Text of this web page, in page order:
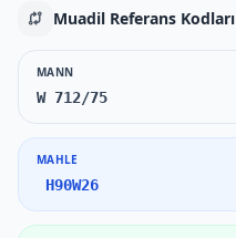
Muadil Referans Kodları
MANN
W 712/75
MAHLE
H90W26